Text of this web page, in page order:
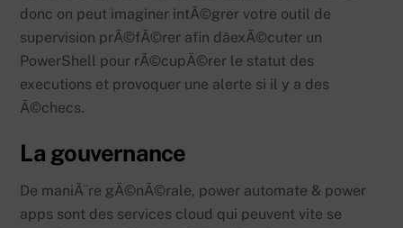
donc on peut imaginer intÃ©grer votre outil de
supervision prÃ©fÃ©rer afin dâexÃ©cuter un
PowerShell pour rÃ©cupÃ©rer le statut des
executions et provoquer une alerte si il y a des
Ã©checs.
La gouvernance
De maniÃ¨re gÃ©nÃ©rale, power automate & power
apps sont des services cloud qui peuvent vite se